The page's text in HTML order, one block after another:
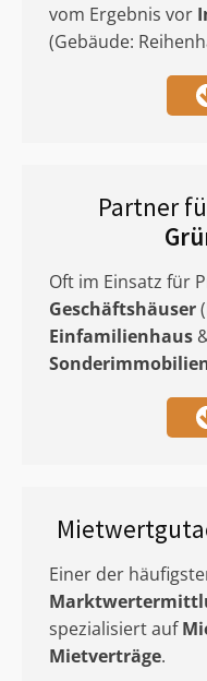
vom Ergebnis vor
(Gebäude:
Partner
Oft im Einsatz für
Geschäftshäuser(
Einfamilienhaus
Einer der
spezialisiert auf
Mietverträge.